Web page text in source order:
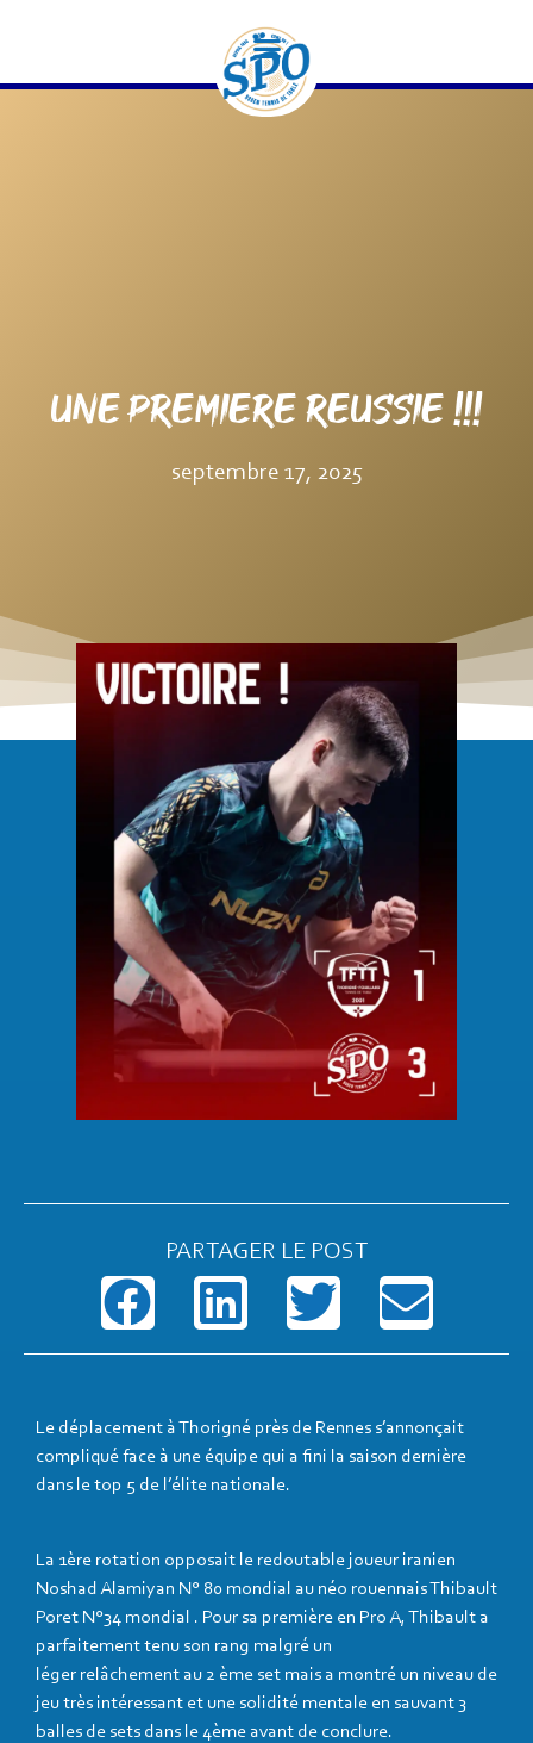
UNE PREMIERE REUSSIE !!!
septembre 17, 2025
PARTAGER LE POST
Le déplacement à Thorigné près de Rennes s’annonçait
compliqué face à une équipe qui a fini la saison dernière
dans le top 5 de l’élite nationale.
La 1ère rotation opposait le redoutable joueur iranien
Noshad Alamiyan N° 80 mondial au néo rouennais Thibault
Poret N°34 mondial . Pour sa première en Pro A, Thibault a
parfaitement tenu son rang malgré un
léger relâchement au 2 ème set mais a montré un niveau de
jeu très intéressant et une solidité mentale en sauvant 3
balles de sets dans le 4ème avant de conclure.